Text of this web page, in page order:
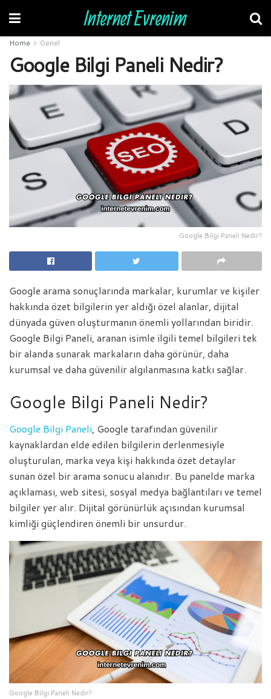
Internet Evrenim
Home Genel
Google Bilgi Paneli Nedir?
Google Bilgi Paneli Nedir?
Google arama sonuçlarında markalar, kurumlar ve kişiler
hakkında özet bilgilerin yer aldığı özel alanlar, dijital
dünyada güven oluşturmanın önemli yollarından biridir.
Google Bilgi Paneli, aranan isimle ilgili temel bilgileri tek
bir alanda sunarak markaların daha görünür, daha
kurumsal ve daha güvenilir algılanmasına katkı sağlar.
Google Bilgi Paneli Nedir?
Google Bilgi Paneli, Google tarafından güvenilir
kaynaklardan elde edilen bilgilerin derlenmesiyle
oluşturulan, marka veya kişi hakkında özet detaylar
sunan özel bir arama sonucu alanıdır. Bu panelde marka
açıklaması, web sitesi, sosyal medya bağlantıları ve temel
bilgiler yer alır. Dijital görünürlük açısından kurumsal
kimliği güçlendiren önemli bir unsurdur.
Google Bilgi Paneli Nedir?